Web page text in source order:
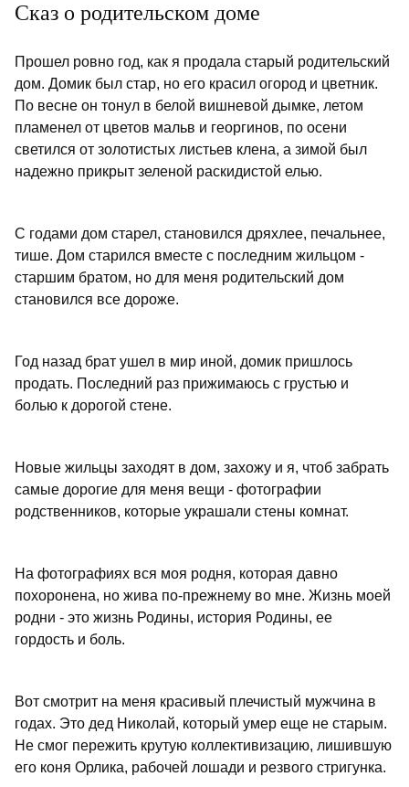
Сказ о родительском доме
Прошел ровно год, как я продала старый родительский
дом. Домик был стар, но его красил огород и цветник.
По весне он тонул в белой вишневой дымке, летом
пламенел от цветов мальв и георгинов, по осени
светился от золотистых листьев клена, а зимой был
надежно прикрыт зеленой раскидистой елью.
С годами дом старел, становился дряхлее, печальнее,
тише. Дом старился вместе с последним жильцом -
старшим братом, но для меня родительский дом
становился все дороже.
Год назад брат ушел в мир иной, домик пришлось
продать. Последний раз прижимаюсь с грустью и
болью к дорогой стене.
Новые жильцы заходят в дом, захожу и я, чтоб забрать
самые дорогие для меня вещи - фотографии
родственников, которые украшали стены комнат.
На фотографиях вся моя родня, которая давно
похоронена, но жива по-прежнему во мне. Жизнь моей
родни - это жизнь Родины, история Родины, ее
гордость и боль.
Вот смотрит на меня красивый плечистый мужчина в
годах. Это дед Николай, который умер еще не старым.
Не смог пережить крутую коллективизацию, лишившую
его коня Орлика, рабочей лошади и резвого стригунка.